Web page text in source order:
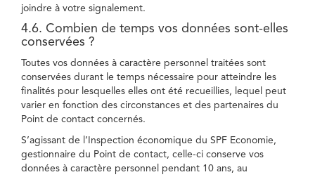
joindre à votre signalement.
4.6. Combien de temps vos données sont-elles
conservées ?
Toutes vos données à caractère personnel traitées sont
conservées durant le temps nécessaire pour atteindre les
finalités pour lesquelles elles ont été recueillies, lequel peut
varier en fonction des circonstances et des partenaires du
Point de contact concernés.
S’agissant de l’Inspection économique du SPF Economie,
gestionnaire du Point de contact, celle-ci conserve vos
données à caractère personnel pendant 10 ans, au